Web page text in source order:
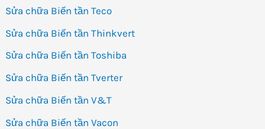
Sửa chữa Biến tần Teco
Sửa chữa Biến tần Thinkvert
Sửa chữa Biến tần Toshiba
Sửa chữa Biến tần Tverter
Sửa chữa Biến tần V&T
Sửa chữa Biến tần Vacon